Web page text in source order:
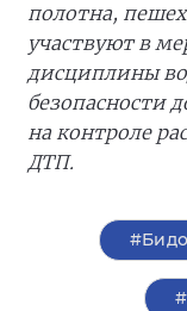
полотна,
участвуют в
дисциплины
безопасности
на контроле
ДТП.